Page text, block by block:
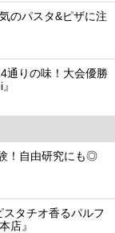
のパスタ&ピザに注
通りの味！大会優勝
！自由研究にも◎
タチオ香るパルフ
店』